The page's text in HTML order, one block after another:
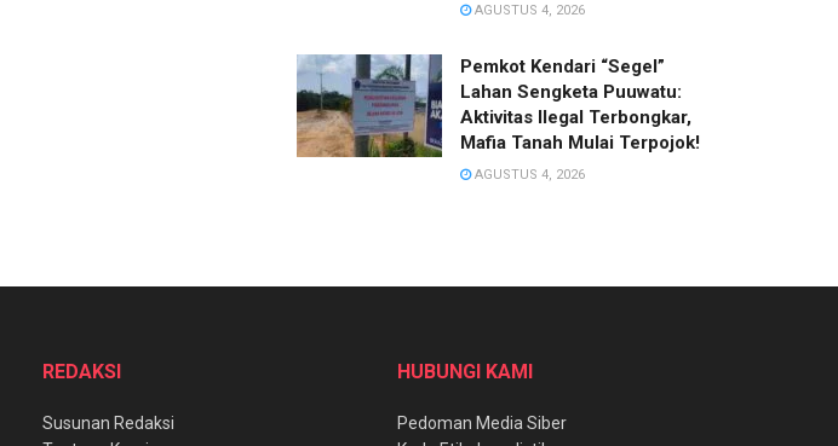
AGUSTUS 4, 2026
Pemkot Kendari “Segel”
Lahan Sengketa Puuwatu:
Aktivitas Ilegal Terbongkar,
Mafia Tanah Mulai Terpojok!
AGUSTUS 4, 2026
REDAKSI
Susunan Redaksi
HUBUNGI KAMI
Pedoman Media Siber